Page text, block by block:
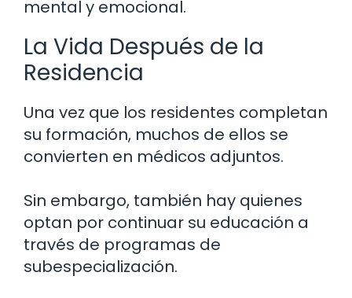
mental y emocional.
La Vida Después de la
Residencia
Una vez que los residentes completan
su formación, muchos de ellos se
convierten en médicos adjuntos.
Sin embargo, también hay quienes
optan por continuar su educación a
través de programas de
subespecialización.